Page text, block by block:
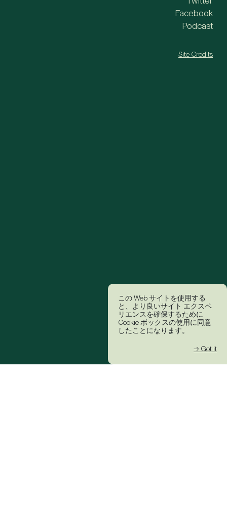
この Web サイトを使用する
と、より良いサイト エクスペ
リエンスを確保するために
Cookie ボックスの使用に同意
したことになります。
→ Got it
Facebook
Podcast
Site Credits